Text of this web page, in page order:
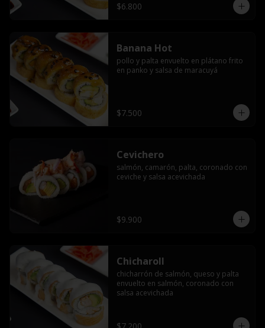
$6.800
Banana Hot
pollo y palta envuelto en plátano frito
en panko y salsa de maracuyá
$7.500
Cevichero
salmón, camarón, palta, coronado con
ceviche y salsa acevichada
$9.900
Chicharoll
chicharrón de salmón, queso y palta
envuelto en salmón, coronado con
salsa acevichada